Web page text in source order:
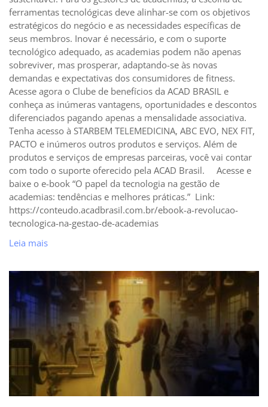
ferramentas tecnológicas deve alinhar-se com os objetivos
estratégicos do negócio e as necessidades específicas de
seus membros. Inovar é necessário, e com o suporte
tecnológico adequado, as academias podem não apenas
sobreviver, mas prosperar, adaptando-se às novas
demandas e expectativas dos consumidores de fitness.
Acesse agora o Clube de benefícios da ACAD BRASIL e
conheça as inúmeras vantagens, oportunidades e descontos
diferenciados pagando apenas a mensalidade associativa.
Tenha acesso à STARBEM TELEMEDICINA, ABC EVO, NEX FIT,
PACTO e inúmeros outros produtos e serviços. Além de
produtos e serviços de empresas parceiras, você vai contar
com todo o suporte oferecido pela ACAD Brasil. Acesse e
baixe o e-book “O papel da tecnologia na gestão de
academias: tendências e melhores práticas.” Link:
https://conteudo.acadbrasil.com.br/ebook-a-revolucao-
tecnologica-na-gestao-de-academias
Leia mais